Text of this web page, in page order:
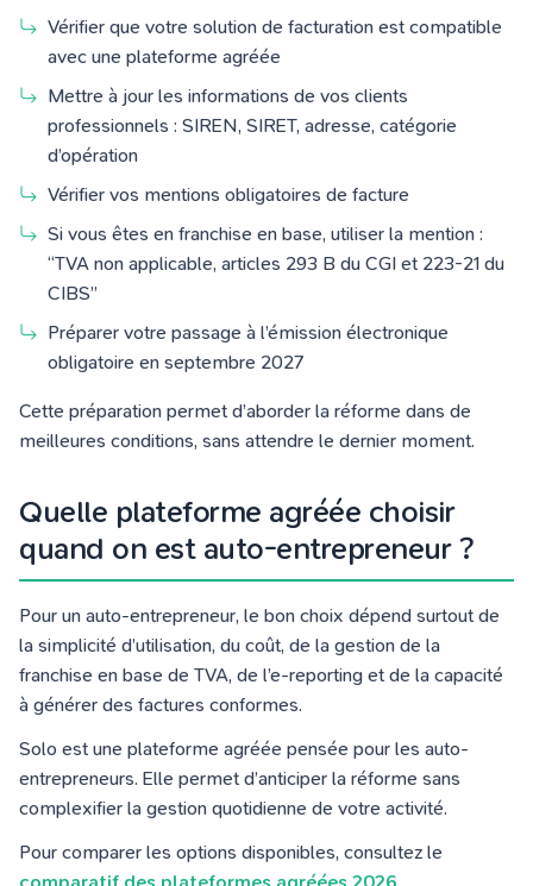
Vérifier que votre solution de facturation est compatible
avec une plateforme agréée
Mettre à jour les informations de vos clients
professionnels : SIREN, SIRET, adresse, catégorie
d’opération
Vérifier vos mentions obligatoires de facture
Si vous êtes en franchise en base, utiliser la mention :
“TVA non applicable, articles 293 B du CGI et 223-21 du
CIBS”
Préparer votre passage à l’émission électronique
obligatoire en septembre 2027
Cette préparation permet d’aborder la réforme dans de
meilleures conditions, sans attendre le dernier moment.
Quelle plateforme agréée choisir
quand on est auto-entrepreneur ?
Pour un auto-entrepreneur, le bon choix dépend surtout de
la simplicité d’utilisation, du coût, de la gestion de la
franchise en base de TVA, de l’e-reporting et de la capacité
à générer des factures conformes.
Solo est une plateforme agréée pensée pour les auto-
entrepreneurs. Elle permet d’anticiper la réforme sans
complexifier la gestion quotidienne de votre activité.
Pour comparer les options disponibles, consultez le
comparatif des plateformes agréées 2026.